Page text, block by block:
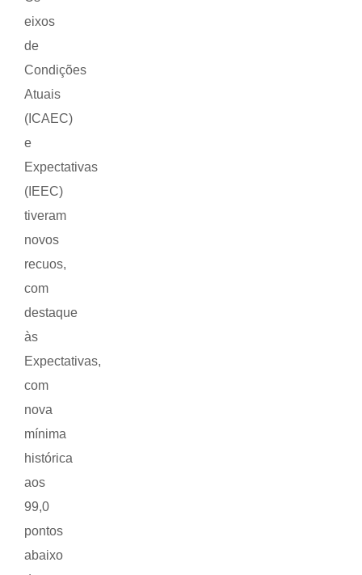
eixos
de
Condições
Atuais
(ICAEC)
e
Expectativas
(IEEC)
tiveram
novos
recuos,
com
destaque
às
Expectativas,
com
nova
mínima
histórica
aos
99,0
pontos
abaixo